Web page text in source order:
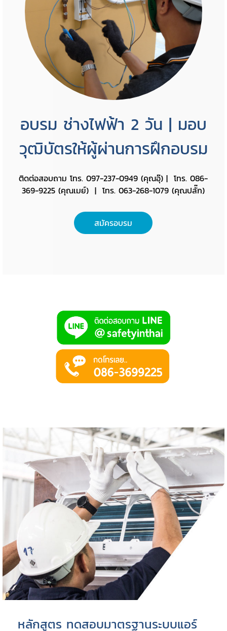
อบรม ช่างไฟฟ้า 2 วัน | มอบ
วุฒิบัตรให้ผู้ผ่านการฝึกอบรม
ติดต่อสอบถาม โทร. 097-237-0949 (คุณอุ๊) | โทร. 086-
369-9225 (คุณเมย์) | โทร. 063-268-1079 (คุณปลั๊ก)
สมัครอบรม
หลักสูตร ทดสอบมาตรฐานระบบแอร์